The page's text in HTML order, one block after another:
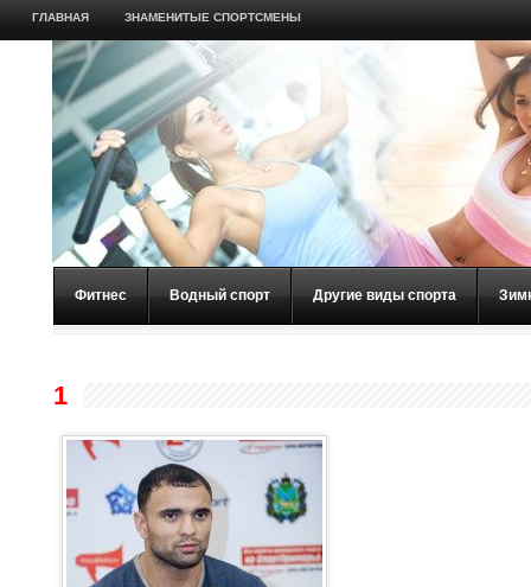
ГЛАВНАЯ ЗНАМЕНИТЫЕ СПОРТСМЕНЫ
Фитнес Водный спорт Другие виды спорта
1